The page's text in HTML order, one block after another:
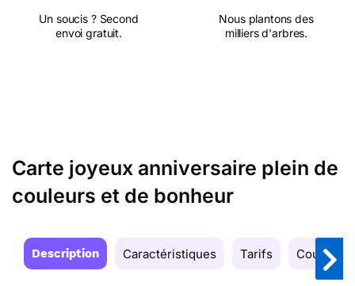
Un soucis ? Second
envoi gratuit.
Nous plantons des
milliers d'arbres.
Carte joyeux anniversaire plein de
couleurs et de bonheur
Description Caractéristiques Tarifs Couleurs